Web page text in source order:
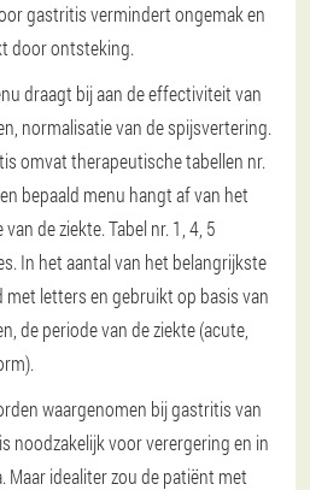
gastritis vermindert ongemak en
door ontsteking.
draagt bij aan de effectiviteit van
normalisatie van de spijsvertering.
omvat therapeutische tabellen nr.
bepaald menu hangt af van het
de ziekte. Tabel nr. 1, 4, 5
In het aantal van het belangrijkste
met letters en gebruikt op basis van
de periode van de ziekte (acute,
waargenomen bij gastritis van
noodzakelijk voor verergering en in
Maar idealiter zou de patiënt met